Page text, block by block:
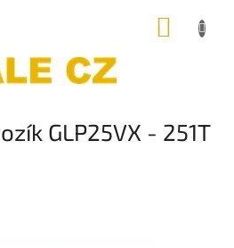
GLP25VX - 251T